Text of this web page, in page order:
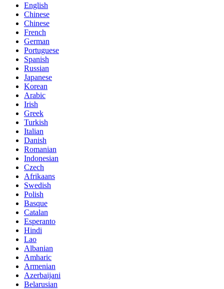
English
Chinese
Chinese
French
German
Portuguese
Spanish
Russian
Japanese
Korean
Arabic
Irish
Greek
Turkish
Italian
Danish
Romanian
Indonesian
Czech
Afrikaans
Swedish
Polish
Basque
Catalan
Esperanto
Hindi
Lao
Albanian
Amharic
Armenian
Azerbaijani
Belarusian